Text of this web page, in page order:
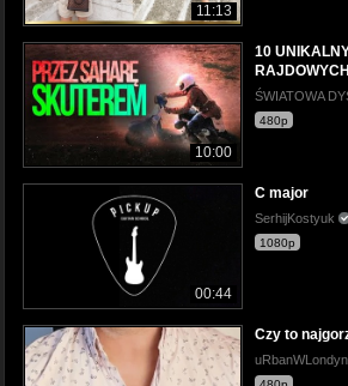
11:13
10:00
10
RAJDOWYCH
ŚWIATOWA
480p
00:44
C major
SerhijKostyuk
1080p
Czy to